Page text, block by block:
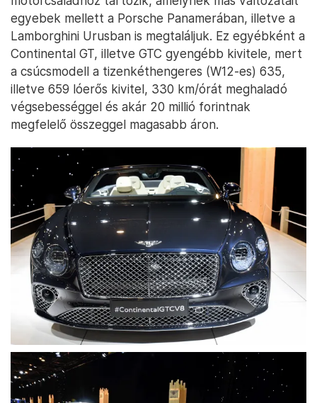
egyebek mellett a Porsche Panamerában, illetve a
Lamborghini Urusban is megtaláljuk. Ez egyébként a
Continental GT, illetve GTC gyengébb kivitele, mert
a csúcsmodell a tizenkéthengeres (W12-es) 635,
illetve 659 lóerős kivitel, 330 km/órát meghaladó
végsebességgel és akár 20 millió forintnak
megfelelő összeggel magasabb áron.